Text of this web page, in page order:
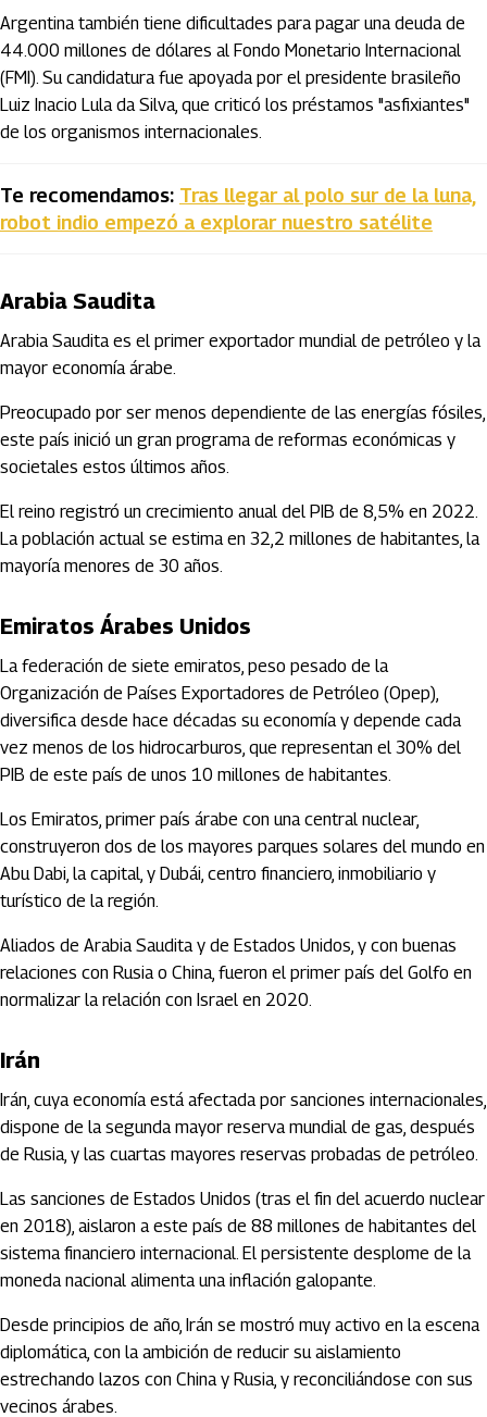
Argentina también tiene dificultades para pagar una deuda de
44.000 millones de dólares al Fondo Monetario Internacional
(FMI). Su candidatura fue apoyada por el presidente brasileño
Luiz Inacio Lula da Silva, que criticó los préstamos "asfixiantes"
de los organismos internacionales.
Te recomendamos: Tras llegar al polo sur de la luna,
robot indio empezó a explorar nuestro satélite
Arabia Saudita
Arabia Saudita es el primer exportador mundial de petróleo y la
mayor economía árabe.
Preocupado por ser menos dependiente de las energías fósiles,
este país inició un gran programa de reformas económicas y
societales estos últimos años.
El reino registró un crecimiento anual del PIB de 8,5% en 2022.
La población actual se estima en 32,2 millones de habitantes, la
mayoría menores de 30 años.
Emiratos Árabes Unidos
La federación de siete emiratos, peso pesado de la
Organización de Países Exportadores de Petróleo (Opep),
diversifica desde hace décadas su economía y depende cada
vez menos de los hidrocarburos, que representan el 30% del
PIB de este país de unos 10 millones de habitantes.
Los Emiratos, primer país árabe con una central nuclear,
construyeron dos de los mayores parques solares del mundo en
Abu Dabi, la capital, y Dubái, centro financiero, inmobiliario y
turístico de la región.
Aliados de Arabia Saudita y de Estados Unidos, y con buenas
relaciones con Rusia o China, fueron el primer país del Golfo en
normalizar la relación con Israel en 2020.
Irán
Irán, cuya economía está afectada por sanciones internacionales,
dispone de la segunda mayor reserva mundial de gas, después
de Rusia, y las cuartas mayores reservas probadas de petróleo.
Las sanciones de Estados Unidos (tras el fin del acuerdo nuclear
en 2018), aislaron a este país de 88 millones de habitantes del
sistema financiero internacional. El persistente desplome de la
moneda nacional alimenta una inflación galopante.
Desde principios de año, Irán se mostró muy activo en la escena
diplomática, con la ambición de reducir su aislamiento
estrechando lazos con China y Rusia, y reconciliándose con sus
vecinos árabes.